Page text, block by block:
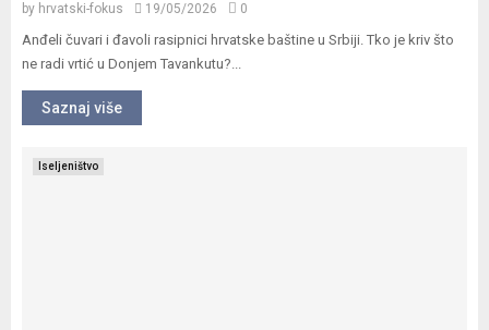
by hrvatski-fokus 19/05/2026 0
Anđeli čuvari i đavoli rasipnici hrvatske baštine u Srbiji. Tko je kriv što
ne radi vrtić u Donjem Tavankutu?...
Saznaj više
Iseljeništvo